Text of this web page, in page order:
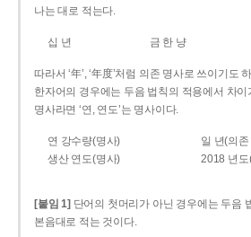
나는 대로 적는다.
십 년 금 한 냥
따라서 ‘年’, ‘年度’처럼 의존 명사로 쓰이기도
한자어의 경우에는 두음 법칙의 적용에서 차이
명사라면 ‘연, 연도’는 명사이다.
연 강수량(명사)
일 년(의
생산 연도(명사)
2018 년
[붙임 1] 단어의 첫머리가 아닌 경우에는 두음
본음대로 적는 것이다.